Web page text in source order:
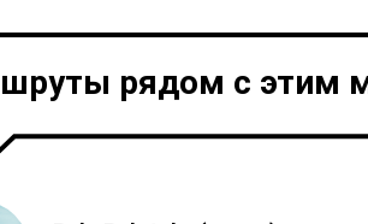
рядом с этим